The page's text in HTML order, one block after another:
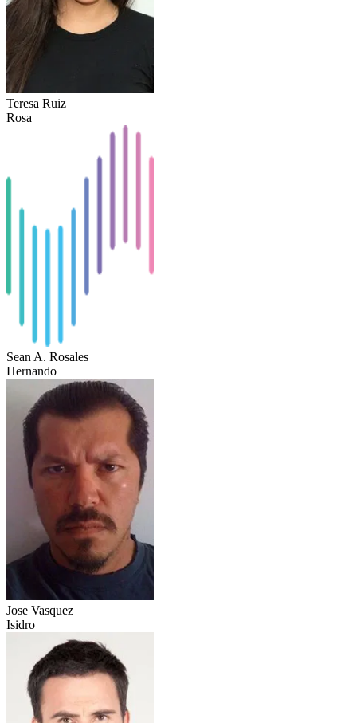
Teresa Ruiz
Rosa
Sean A. Rosales
Hernando
Jose Vasquez
Isidro